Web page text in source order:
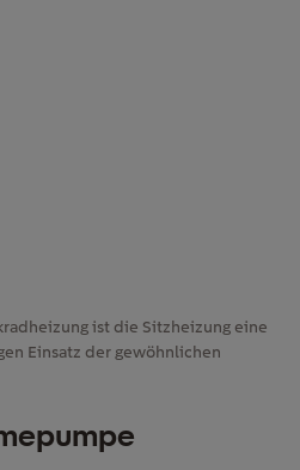
ist die Sitzheizung eine
Einsatz der gewöhnlichen